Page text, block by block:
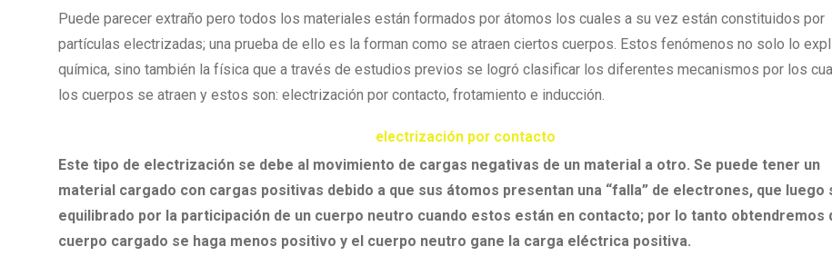
Puede parecer extraño pero todos los materiales están formados por átomos los cuales a su vez están constituidos por
partículas electrizadas; una prueba de ello es la forman como se atraen ciertos cuerpos. Estos fenómenos no solo lo
química, sino también la física que a través de estudios previos se logró clasificar los diferentes mecanismos por los
los cuerpos se atraen y estos son: electrización por contacto, frotamiento e inducción.
electrización por contacto
Este tipo de electrización se debe al movimiento de cargas negativas de un material a otro. Se puede tener un
material cargado con cargas positivas debido a que sus átomos presentan una “falla” de electrones, que luego
equilibrado por la participación de un cuerpo neutro cuando estos están en contacto; por lo tanto obtendremos
cuerpo cargado se haga menos positivo y el cuerpo neutro gane la carga eléctrica positiva.